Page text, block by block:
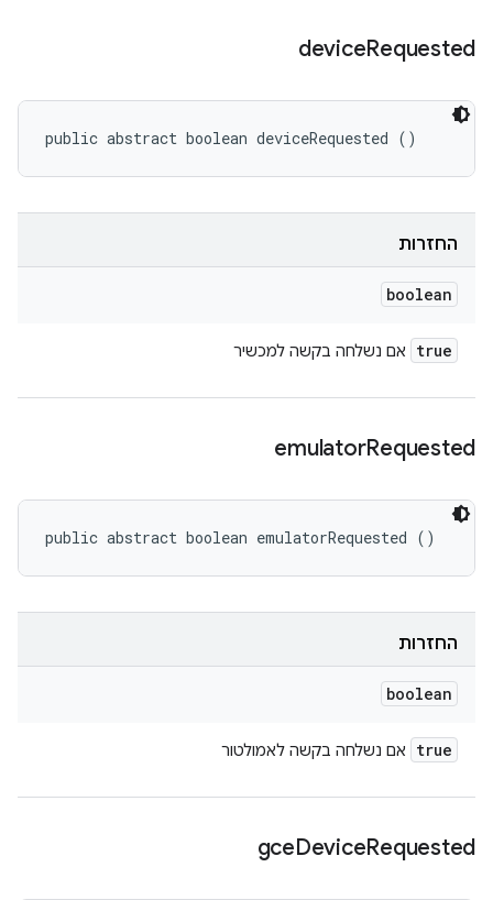
deviceRequested
public abstract boolean deviceRequested ()
החזרות
boolean
true אם נשלחה בקשה למכשיר
emulatorRequested
public abstract boolean emulatorRequested ()
החזרות
boolean
true אם נשלחה בקשה לאמולטור
gceDeviceRequested